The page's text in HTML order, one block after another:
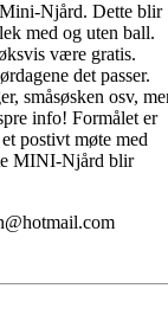
Njård. Dette blir
med og uten ball.
være gratis.
det passer.
småsøsken osv,
info! Formålet er
postivt møte med
MINI-Njård blir